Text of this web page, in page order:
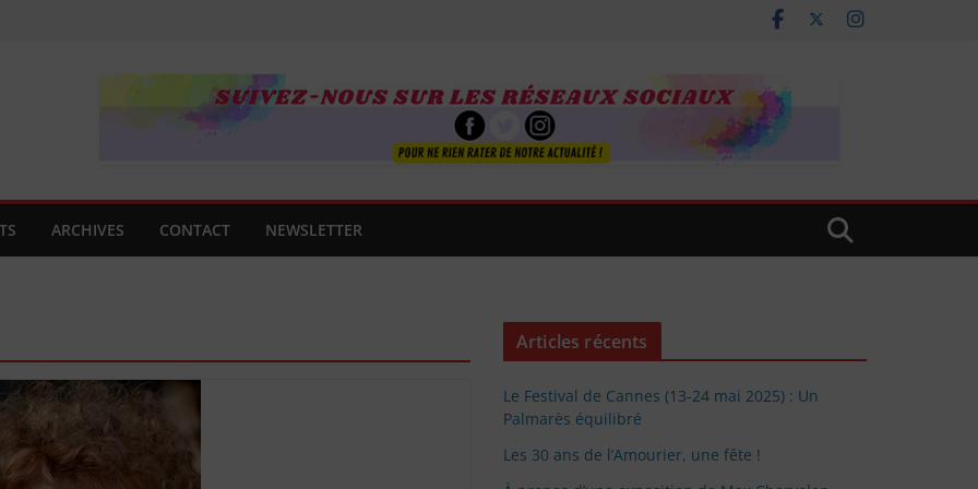
ARCHIVES CONTACT NEWSLETTER
Articles récents
Le Festival de Cannes (13-24 mai 2025) : Un
Palmarès équilibré
Les 30 ans de l’Amourier, une fête !